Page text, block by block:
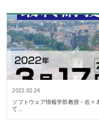
2022.02.24
ソフトウェア情報学部教授・佐々